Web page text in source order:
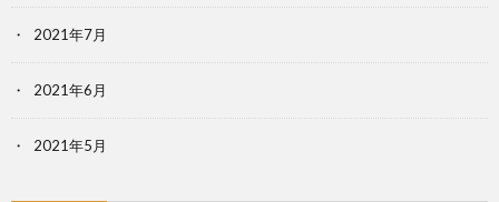
2021年7月
2021年6月
2021年5月